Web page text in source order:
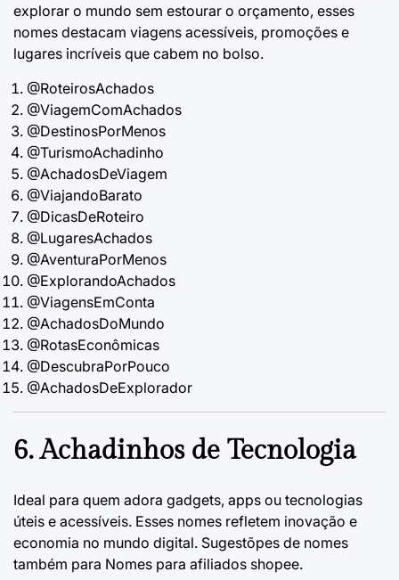
explorar o mundo sem estourar o orçamento, esses
nomes destacam viagens acessíveis, promoções e
lugares incríveis que cabem no bolso.
@RoteirosAchados
@ViagemComAchados
@DestinosPorMenos
@TurismoAchadinho
@AchadosDeViagem
@ViajandoBarato
@DicasDeRoteiro
@LugaresAchados
@AventuraPorMenos
@ExplorandoAchados
@ViagensEmConta
@AchadosDoMundo
@RotasEconômicas
@DescubraPorPouco
@AchadosDeExplorador
6. Achadinhos de Tecnologia
Ideal para quem adora gadgets, apps ou tecnologias
úteis e acessíveis. Esses nomes refletem inovação e
economia no mundo digital. Sugestõpes de nomes
também para Nomes para afiliados shopee.